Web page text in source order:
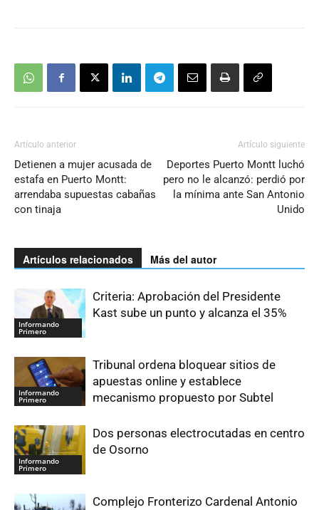
Artículo anterior
Detienen a mujer acusada de
estafa en Puerto Montt:
arrendaba supuestas cabañas
con tinaja
Artículo siguiente
Deportes Puerto Montt luchó
pero no le alcanzó: perdió por
la mínima ante San Antonio
Unido
Artículos relacionados Más del autor
Informando
Primero
Criteria: Aprobación del Presidente
Kast sube un punto y alcanza el 35%
Informando
Primero
Tribunal ordena bloquear sitios de
apuestas online y establece
mecanismo propuesto por Subtel
Informando
Primero
Dos personas electrocutadas en centro
de Osorno
Complejo Fronterizo Cardenal Antonio